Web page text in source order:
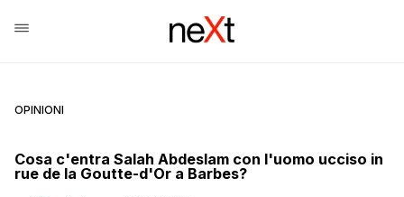
OPINIONI
Cosa c'entra Salah Abdeslam con l'uomo ucciso in
rue de la Goutte-d'Or a Barbes?